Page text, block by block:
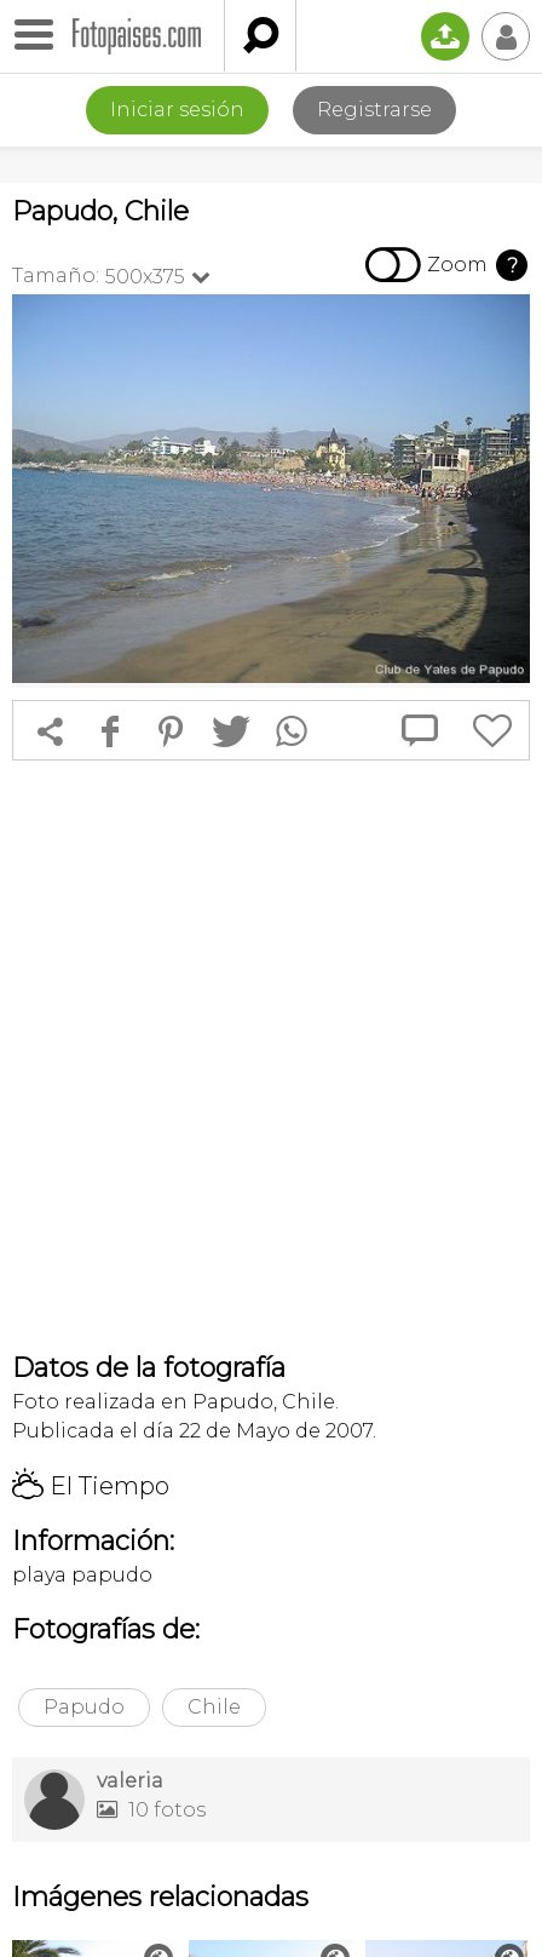
 📤 👤
Iniciar sesión Registrarse
Papudo, Chile
Tamaño: 500x375   Zoom ?
 f 1 T  
Datos de la fotografía
Foto realizada en Papudo, Chile.
Publicada el día 22 de Mayo de 2007.
H El Tiempo
Información:
playa papudo
Fotografías de:
Papudo Chile
valeria
 10 fotos
Imágenes relacionadas